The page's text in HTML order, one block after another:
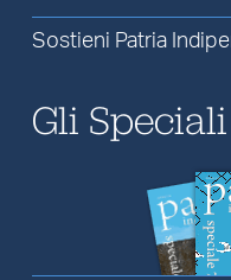
Sostieni Patria
Gli Speciali